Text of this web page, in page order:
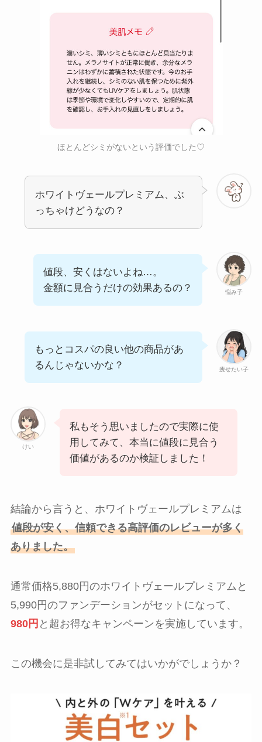
ほとんどシミがないという評価でした♡
ホワイトヴェールプレミアム、ぶ
っちゃけどうなの？
悩み子
値段、安くはないよね…。
金額に見合うだけの効果あるの？
痩せたい子
もっとコスパの良い他の商品があ
るんじゃないかな？
けい
私もそう思いましたので実際に使
用してみて、本当に値段に見合う
価値があるのか検証しました！
結論から言うと、ホワイトヴェールプレミアムは
値段が安く、信頼できる高評価のレビューが多く
ありました。
通常価格5,880円のホワイトヴェールプレミアムと
5,990円のファンデーションがセットになって、
980円 と超お得なキャンペーンを実施しています。
この機会に是非試してみてはいかがでしょうか？